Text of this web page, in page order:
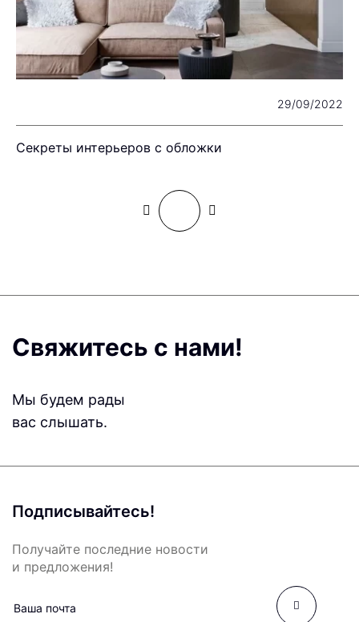
29/09/2022
Секреты интерьеров с обложки
Свяжитесь с нами!
Мы будем рады
вас слышать.
Подписывайтесь!
Получайте последние новости
и предложения!